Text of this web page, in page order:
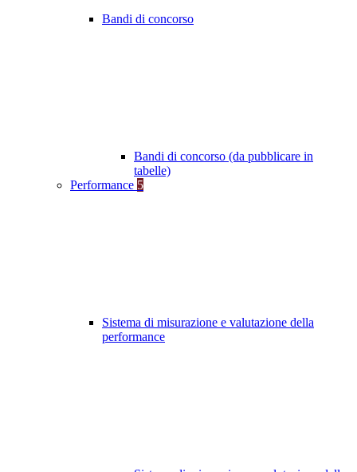
Bandi di concorso
Bandi di concorso (da pubblicare in
tabelle)
Performance 5
Sistema di misurazione e valutazione della
performance